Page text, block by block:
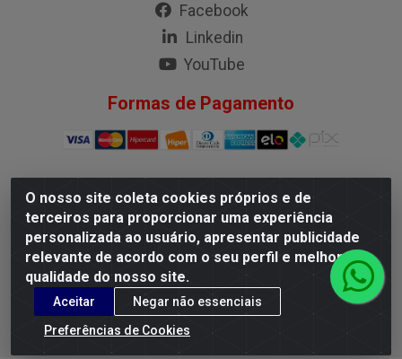
O nosso site coleta cookies próprios e de
terceiros para proporcionar uma experiência
personalizada ao usuário, apresentar publicidade
relevante de acordo com o seu perfil e melhorar a
qualidade do nosso site.
Aceitar
Negar não essenciais
Preferências de Cookies
Facebook
Linkedin
YouTube
Formas de Pagamento
G.M.I. Distribuidora LTDA - Rua Conselheiro Pena, 50 - Santa
Branca, Belo Horizonte/MG - CEP 31.710-150 - CNPJ
04.098.359/0001-02